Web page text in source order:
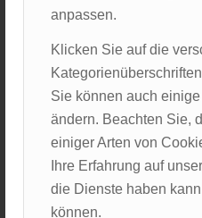
anpassen.
Klicken Sie auf die
Sie können auch
ändern. Beachten Sie,
einiger Arten von
Ihre Erfahrung auf
die Dienste haben
können.
persönliches Wachstum
Verbindungen.
Unsere Teilnehmerinnen
Alltag ländlicher
Wissen durch
das Projekt ist mehr als
Erfahrung, die bleibt. Der